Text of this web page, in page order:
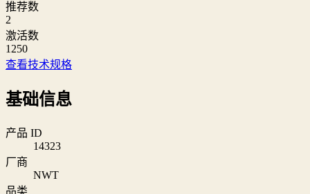
推荐数
2
激活数
1250
查看技术规格
基础信息
产品 ID
14323
厂商
NWT
品类